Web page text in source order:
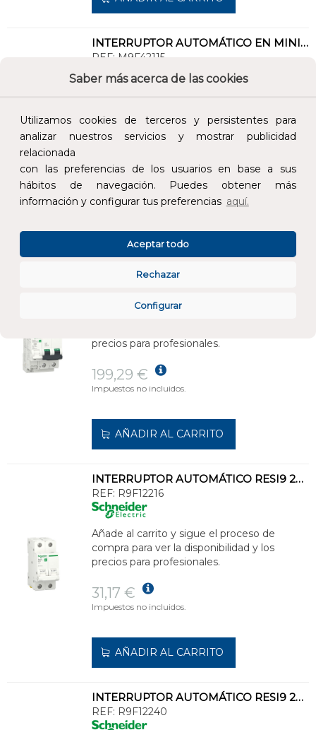
Saber más acerca de las cookies
Utilizamos cookies de terceros y persistentes para
analizar nuestros servicios y mostrar publicidad
relacionada
con las preferencias de los usuarios en base a sus
hábitos de navegación. Puedes obtener más
información y configurar tus preferencias aquí.
Configurar
Rechazar
Aceptar todo
INTERRUPTOR AUTOMÁTICO EN MINIATURA C60N UL489 1P CURVA C 15A BOX
REF: M9F42115
precios para profesionales.
Impuestos no incluidos.
R9L20616
precios para profesionales.
199,29 €
Impuestos no incluidos.
AÑADIR AL CARRITO
INTERRUPTOR AUTOMÁTICO RESI9 2P 16A CURVA C 230V 6000A
REF: R9F12216
Añade al carrito y sigue el proceso de
compra para ver la disponibilidad y los
precios para profesionales.
31,17 €
Impuestos no incluidos.
AÑADIR AL CARRITO
INTERRUPTOR AUTOMÁTICO RESI9 2P 40A CURVA C 230V 6000A
REF: R9F12240